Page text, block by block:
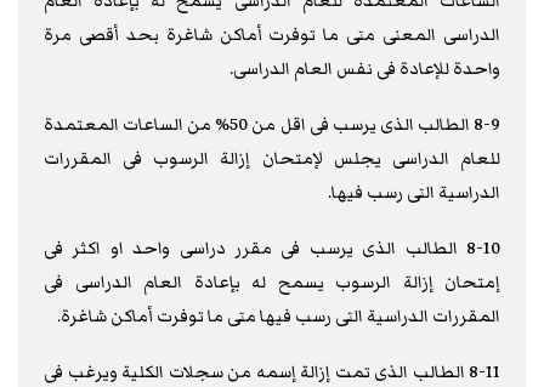
الدراسى المعنى متى ما توفرت أماكن شاغرة بحد أقصى مرة
واحدة للإعادة فى نفس العام الدراسى.
8-9 الطالب الذى يرسب فى اقل من 50% من الساعات المعتمدة
للعام الدراسى يجلس لإمتحان إزالة الرسوب فى المقررات
الدراسية التى رسب فيها.
8-10 الطالب الذى يرسب فى مقرر دراسى واحد او اكثر فى
إمتحان إزالة الرسوب يسمح له بإعادة العام الدراسى فى
المقررات الدراسية التى رسب فيها متى ما توفرت أماكن شاغرة.
8-11 الطالب الذى تمت إزالة إسمه من سجلات الكلية ويرغب فى